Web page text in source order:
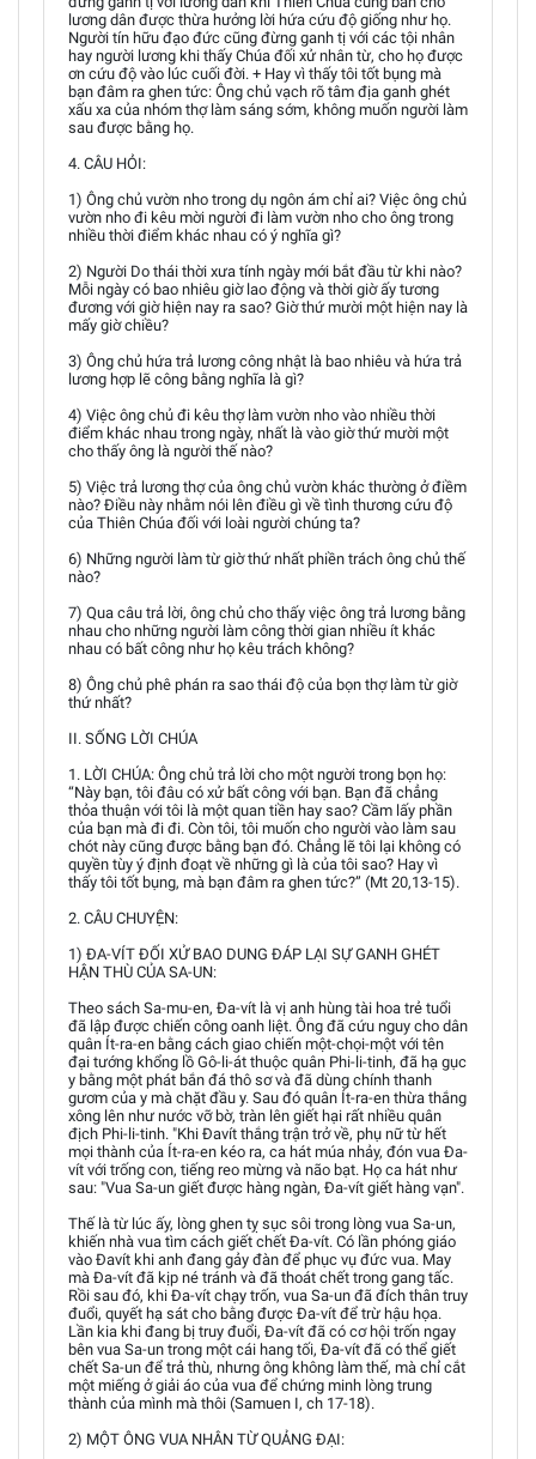
lương dân được thừa hưởng lời hứa cứu độ giống như họ.
Người tín hữu đạo đức cũng đừng ganh tị với các tội nhân
hay người lương khi thấy Chúa đối xử nhân từ, cho họ được
ơn cứu độ vào lúc cuối đời. + Hay vì thấy tôi tốt bụng mà
bạn đâm ra ghen tức: Ông chủ vạch rõ tâm địa ganh ghét
xấu xa của nhóm thợ làm sáng sớm, không muốn người làm
sau được bằng họ.
4. CÂU HỎI:
1) Ông chủ vườn nho trong dụ ngôn ám chỉ ai? Việc ông chủ
vườn nho đi kêu mời người đi làm vườn nho cho ông trong
nhiều thời điểm khác nhau có ý nghĩa gì?
2) Người Do thái thời xưa tính ngày mới bắt đầu từ khi nào?
Mỗi ngày có bao nhiêu giờ lao động và thời giờ ấy tương
đương với giờ hiện nay ra sao? Giờ thứ mười một hiện nay là
mấy giờ chiều?
3) Ông chủ hứa trả lương công nhật là bao nhiêu và hứa trả
lương hợp lẽ công bằng nghĩa là gì?
4) Việc ông chủ đi kêu thợ làm vườn nho vào nhiều thời
điểm khác nhau trong ngày, nhất là vào giờ thứ mười một
cho thấy ông là người thế nào?
5) Việc trả lương thợ của ông chủ vườn khác thường ở điềm
nào? Điều này nhằm nói lên điều gì về tình thương cứu độ
của Thiên Chúa đối với loài người chúng ta?
6) Những người làm từ giờ thứ nhất phiền trách ông chủ thế
nào?
7) Qua câu trả lời, ông chủ cho thấy việc ông trả lương bằng
nhau cho những người làm công thời gian nhiều ít khác
nhau có bất công như họ kêu trách không?
8) Ông chủ phê phán ra sao thái độ của bọn thợ làm từ giờ
thứ nhất?
II. SỐNG LỜI CHÚA
1. LỜI CHÚA: Ông chủ trả lời cho một người trong bọn họ:
“Này bạn, tôi đâu có xử bất công với bạn. Bạn đã chẳng
thỏa thuận với tôi là một quan tiền hay sao? Cầm lấy phần
của bạn mà đi đi. Còn tôi, tôi muốn cho người vào làm sau
chót này cũng được bằng bạn đó. Chẳng lẽ tôi lại không có
quyền tùy ý định đoạt về những gì là của tôi sao? Hay vì
thấy tôi tốt bụng, mà bạn đâm ra ghen tức?” (Mt 20,13-15).
2. CÂU CHUYỆN:
1) ĐA-VÍT ĐỐI XỬ BAO DUNG ĐÁP LẠI SỰ GANH GHÉT
HẬN THÙ CỦA SA-UN:
Theo sách Sa-mu-en, Đa-vít là vị anh hùng tài hoa trẻ tuổi
đã lập được chiến công oanh liệt. Ông đã cứu nguy cho dân
quân Ít-ra-en bằng cách giao chiến một-chọi-một với tên
đại tướng khổng lồ Gô-li-át thuộc quân Phi-li-tinh, đã hạ gục
y bằng một phát bắn đá thô sơ và đã dùng chính thanh
gươm của y mà chặt đầu y. Sau đó quân Ít-ra-en thừa thắng
xông lên như nước vỡ bờ, tràn lên giết hại rất nhiều quân
địch Phi-li-tinh. "Khi Đavít thắng trận trở về, phụ nữ từ hết
mọi thành của Ít-ra-en kéo ra, ca hát múa nhảy, đón vua Đa-
vít với trống con, tiếng reo mừng và não bạt. Họ ca hát như
sau: "Vua Sa-un giết được hàng ngàn, Đa-vít giết hàng vạn".
Thế là từ lúc ấy, lòng ghen tỵ sục sôi trong lòng vua Sa-un,
khiến nhà vua tìm cách giết chết Đa-vít. Có lần phóng giáo
vào Đavít khi anh đang gảy đàn để phục vụ đức vua. May
mà Đa-vít đã kịp né tránh và đã thoát chết trong gang tấc.
Rồi sau đó, khi Đa-vít chạy trốn, vua Sa-un đã đích thân truy
đuổi, quyết hạ sát cho bằng được Đa-vít để trừ hậu họa.
Lần kia khi đang bị truy đuổi, Đa-vít đã có cơ hội trốn ngay
bên vua Sa-un trong một cái hang tối, Đa-vít đã có thể giết
chết Sa-un để trả thù, nhưng ông không làm thế, mà chỉ cắt
một miếng ở giải áo của vua để chứng minh lòng trung
thành của mình mà thôi (Samuen I, ch 17-18).
2) MỘT ÔNG VUA NHÂN TỪ QUẢNG ĐẠI: